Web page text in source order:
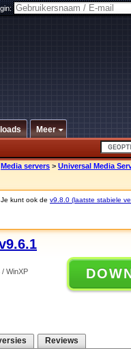
Meer
Media servers > Universal Media
kunt ook de v9.8.0 (laatste stabiele
/ WinXP
Reviews